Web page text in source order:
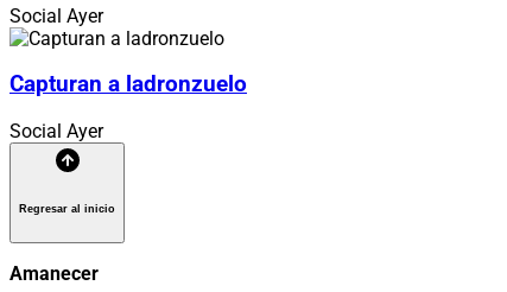
Social Ayer
Capturan a ladronzuelo
Social Ayer
Regresar al inicio
Amanecer